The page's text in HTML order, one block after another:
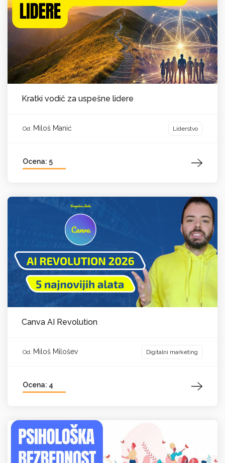
Kratki vodič za uspešne lidere
Od: Miloš Manić Liderstvo
Ocena: 5
Canva AI Revolution
Od: Miloš Milošev Digitalni marketing
Ocena: 4